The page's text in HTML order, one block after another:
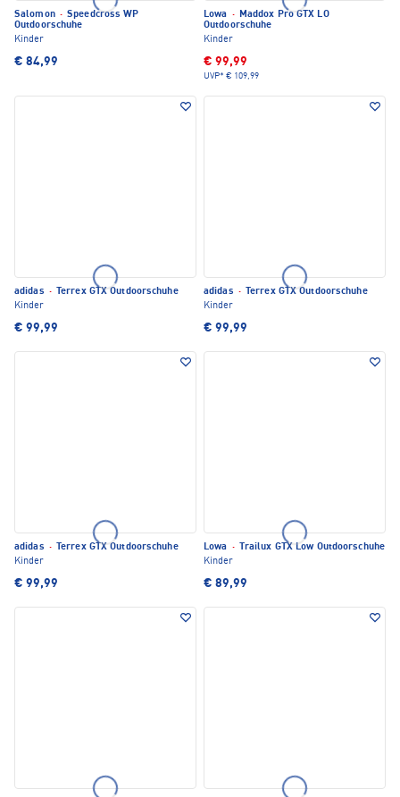
Salomon · Speedcross WP
Outdoorschuhe
Kinder
€ 84,99
Lowa · Maddox Pro GTX LO
Outdoorschuhe
Kinder
€ 99,99
UVP* € 109,99
adidas ·
Terrex GTX Outdoorschuhe
Kinder
€ 99,99
adidas ·
Terrex GTX Outdoorschuhe
Kinder
€ 99,99
adidas ·
Terrex GTX Outdoorschuhe
Kinder
€ 99,99
Lowa ·
Trailux GTX Low Outdoorschuhe
Kinder
€ 89,99